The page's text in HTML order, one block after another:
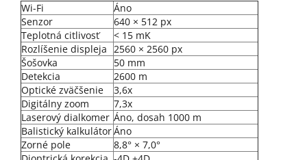
Wi-Fi
Áno
Senzor
640 × 512 px
Teplotná citlivosť
< 15 mK
Rozlíšenie displeja 2560 × 2560 px
Šošovka
50 mm
Detekcia
2600 m
Optické zväčšenie
3,6x
Digitálny zoom
7,3x
Laserový dialkomer Áno, dosah 1000 m
Balistický kalkulátorÁno
Zorné pole
8,8° × 7,0°